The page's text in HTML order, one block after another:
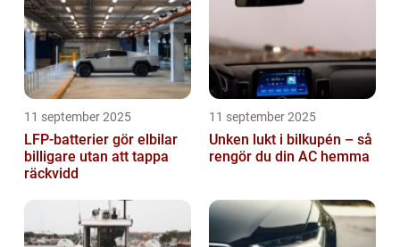
11 september 2025
LFP-batterier gör elbilar
billigare utan att tappa
räckvidd
11 september 2025
Unken lukt i bilkupén – så
rengör du din AC hemma